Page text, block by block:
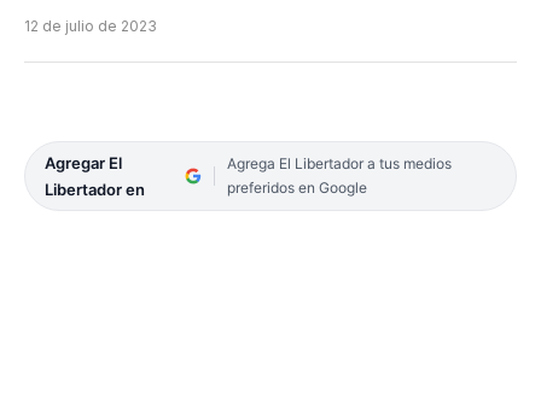
12 de julio de 2023
Agregar El
Libertador en
Agrega El Libertador a tus medios
preferidos en Google